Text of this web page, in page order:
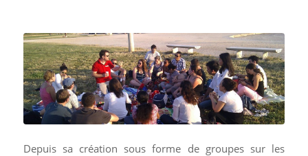
Depuis sa création sous forme de groupes sur les